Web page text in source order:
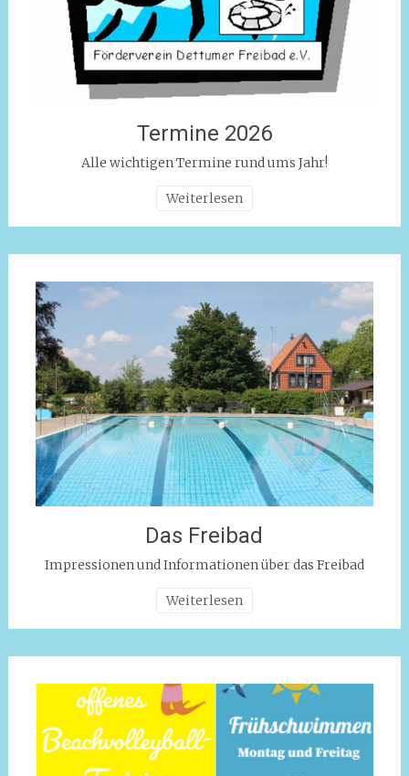
Termine 2026
Alle wichtigen Termine rund ums Jahr!
Weiterlesen
Das Freibad
Impressionen und Informationen über das Freibad
Weiterlesen